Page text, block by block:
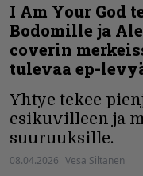
I Am Your God
Bodomille ja
coverin
tulevaa ep-
Yhtye tekee
esikuvilleen ja
suuruuksille.
08.04.2026 Vesa Siltanen